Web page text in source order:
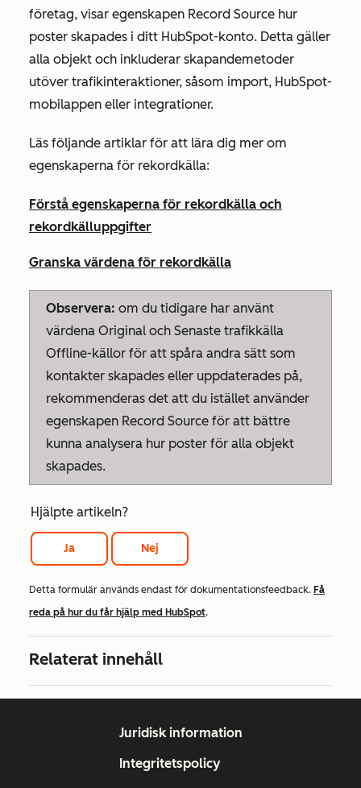
företag, visar egenskapen Record Source hur
poster skapades i ditt HubSpot-konto. Detta gäller
alla objekt och inkluderar skapandemetoder
utöver trafikinteraktioner, såsom import, HubSpot-
mobilappen eller integrationer.
Läs följande artiklar för att lära dig mer om
egenskaperna för rekordkälla:
Förstå egenskaperna för rekordkälla och
rekordkälluppgifter
Granska värdena för rekordkälla
Observera: om du tidigare har använt
värdena Original och Senaste trafikkälla
Offline-källor för att spåra andra sätt som
kontakter skapades eller uppdaterades på,
rekommenderas det att du istället använder
egenskapen Record Source för att bättre
kunna analysera hur poster för alla objekt
skapades.
Hjälpte artikeln?
Ja Nej
Detta formulär används endast för dokumentationsfeedback. Få
reda på hur du får hjälp med HubSpot.
Relaterat innehåll
Juridisk information
Integritetspolicy